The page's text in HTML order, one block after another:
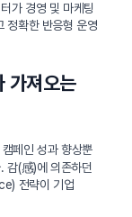
가 경영 및 마케팅
정확한 반응형 운영
가져오는
페인 성과 향상뿐
감(感)에 의존하던
전략이 기업